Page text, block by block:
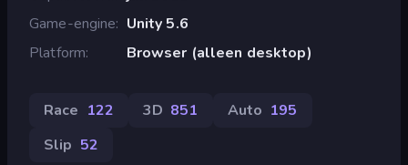
Game-engine
Unity 5.6
Platform
Browser (alleen desktop)
Race 122 3D 851 Auto 195
Slip 52